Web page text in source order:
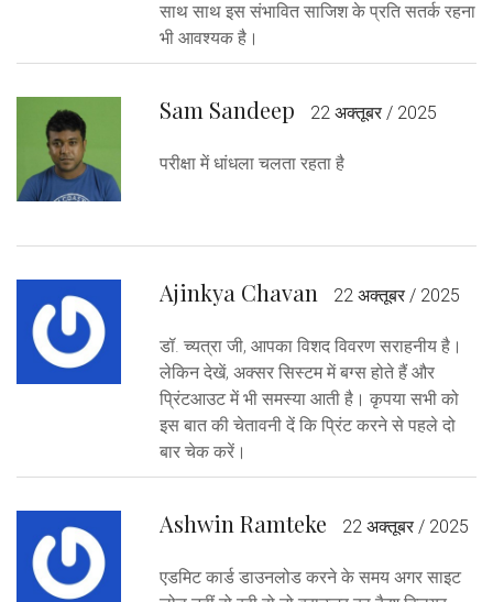
साथ साथ इस संभावित साजिश के प्रति सतर्क रहना
भी आवश्यक है।
Sam Sandeep 22 अक्तूबर / 2025
परीक्षा में धांधला चलता रहता है
Ajinkya Chavan 22 अक्तूबर / 2025
डॉ. च्यत्रा जी, आपका विशद विवरण सराहनीय है।
लेकिन देखें, अक्सर सिस्टम में बग्स होते हैं और
प्रिंटआउट में भी समस्या आती है। कृपया सभी को
इस बात की चेतावनी दें कि प्रिंट करने से पहले दो
बार चेक करें।
Ashwin Ramteke 22 अक्तूबर / 2025
एडमिट कार्ड डाउनलोड करने के समय अगर साइट